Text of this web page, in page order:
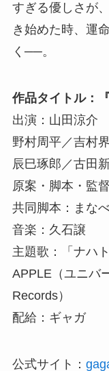
すぎる優しさが
き始めた時、運
く──。
作品タイトル：
出演：山田涼介
野村周平／吉
辰巳琢郎／古田
原案・脚本・監
共同脚本：まな
音楽：久石譲
主題歌：「ナハ
APPLE（ユニバ
Records）
配給：ギャガ
公式サイト：